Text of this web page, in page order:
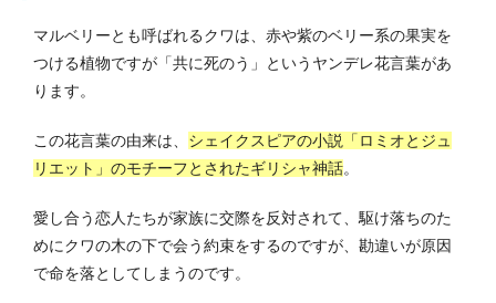
マルベリーとも呼ばれるクワは、赤や紫のベリー系の果実を
つける植物ですが「共に死のう」というヤンデレ花言葉があ
ります。
この花言葉の由来は、 シェイクスピアの小説「ロミオとジュ
リエット」のモチーフとされたギリシャ神話。
愛し合う恋人たちが家族に交際を反対されて、駆け落ちのた
めにクワの木の下で会う約束をするのですが、勘違いが原因
で命を落としてしまうのです。